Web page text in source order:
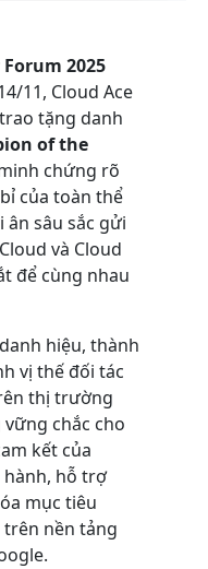
Forum 2025
11, Cloud Ace
tặng danh
of the
chứng rõ
của toàn thể
sâu sắc gửi
và Cloud
để cùng nhau
hiệu, thành
vị thế đối tác
thị trường
chắc cho
kết của
hỗ trợ
mục tiêu
nền tảng